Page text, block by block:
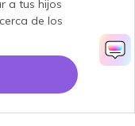
a tus hijos
de los